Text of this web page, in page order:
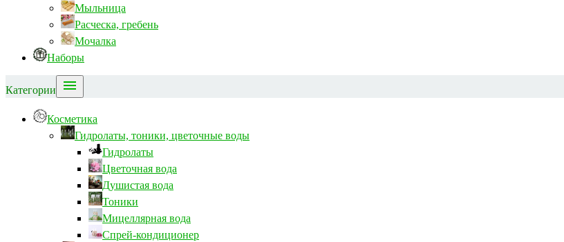
Мыльница
Расческа, гребень
Мочалка
Наборы
Категории 
Косметика
Гидролаты, тоники, цветочные воды
Гидролаты
Цветочная вода
Душистая вода
Тоники
Мицеллярная вода
Спрей-кондиционер